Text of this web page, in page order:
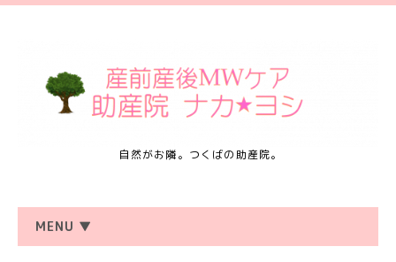
自然がお隣。つくばの助産院。
MENU ▼